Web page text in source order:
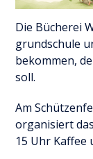
Die Bücherei
grundschule
bekommen,
soll.
Am
organisiert
15 Uhr Kaffee